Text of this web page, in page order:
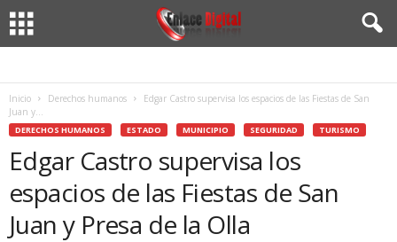
Inicio Derechos humanos
Edgar Castro supervisa los espacios de las Fiestas de San
Juan y...
DERECHOS HUMANOS ESTADO MUNICIPIO SEGURIDAD TURISMO
Edgar Castro supervisa los
espacios de las Fiestas de San
Juan y Presa de la Olla